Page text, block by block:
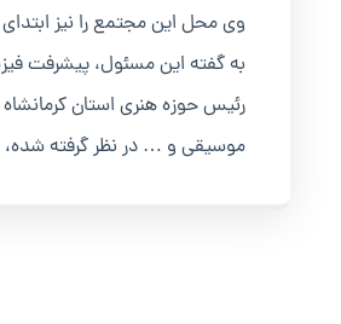
وی محل این مجتمع را نیز ابتدای خیابان “خیام” اعلام کرد
به گفته این مسئول، پیشرفت فیزیکی این مجتمع اکنون 95
رئیس حوزه هنری استان کرمانشاه
موسیقی و … در نظر گرفته